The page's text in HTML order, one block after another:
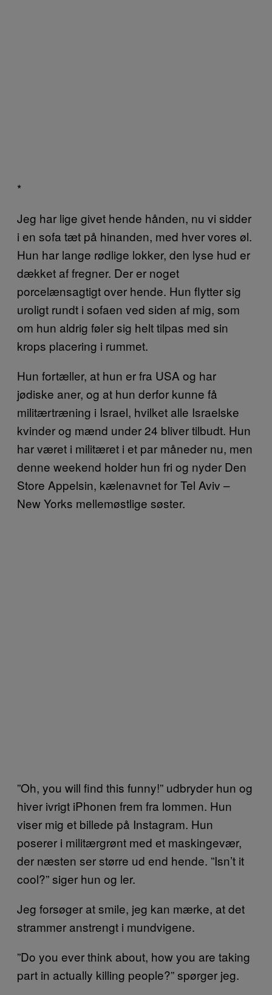
*
Jeg har lige givet hende hånden, nu vi sidder
i en sofa tæt på hinanden, med hver vores øl.
Hun har lange rødlige lokker, den lyse hud er
dækket af fregner. Der er noget
porcelænsagtigt over hende. Hun flytter sig
uroligt rundt i sofaen ved siden af mig, som
om hun aldrig føler sig helt tilpas med sin
krops placering i rummet.
Hun fortæller, at hun er fra USA og har
jødiske aner, og at hun derfor kunne få
militærtræning i Israel, hvilket alle Israelske
kvinder og mænd under 24 bliver tilbudt. Hun
har været i militæret i et par måneder nu, men
denne weekend holder hun fri og nyder Den
Store Appelsin, kælenavnet for Tel Aviv –
New Yorks mellemøstlige søster.
”Oh, you will find this funny!” udbryder hun og
hiver ivrigt iPhonen frem fra lommen. Hun
viser mig et billede på Instagram. Hun
poserer i militærgrønt med et maskingevær,
der næsten ser større ud end hende. ”Isn’t it
cool?” siger hun og ler.
Jeg forsøger at smile, jeg kan mærke, at det
strammer anstrengt i mundvigene.
”Do you ever think about, how you are taking
part in actually killing people?” spørger jeg.